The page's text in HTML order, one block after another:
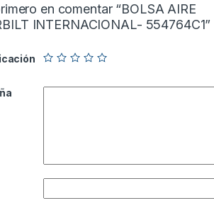
en comentar “BOLSA AIRE
INTERNACIONAL- 554764C1”